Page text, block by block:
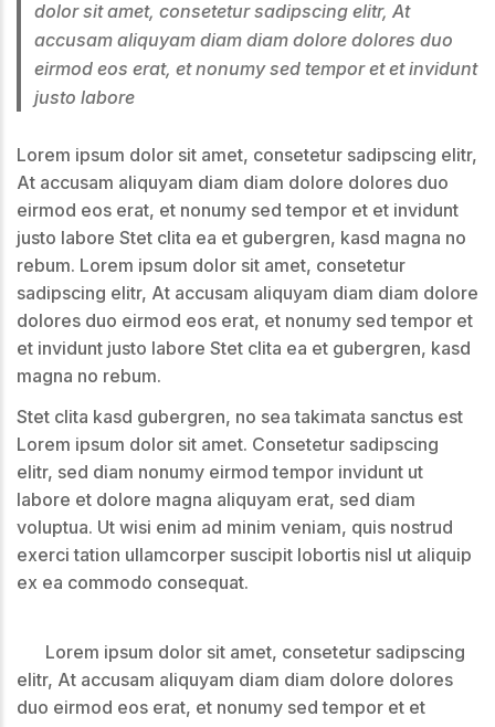
dolor sit amet, consetetur sadipscing elitr, At
accusam aliquyam diam diam dolore dolores duo
eirmod eos erat, et nonumy sed tempor et et invidunt
justo labore
Lorem ipsum dolor sit amet, consetetur sadipscing elitr,
At accusam aliquyam diam diam dolore dolores duo
eirmod eos erat, et nonumy sed tempor et et invidunt
justo labore Stet clita ea et gubergren, kasd magna no
rebum. Lorem ipsum dolor sit amet, consetetur
sadipscing elitr, At accusam aliquyam diam diam dolore
dolores duo eirmod eos erat, et nonumy sed tempor et
et invidunt justo labore Stet clita ea et gubergren, kasd
magna no rebum.
Stet clita kasd gubergren, no sea takimata sanctus est
Lorem ipsum dolor sit amet. Consetetur sadipscing
elitr, sed diam nonumy eirmod tempor invidunt ut
labore et dolore magna aliquyam erat, sed diam
voluptua. Ut wisi enim ad minim veniam, quis nostrud
exerci tation ullamcorper suscipit lobortis nisl ut aliquip
ex ea commodo consequat.
Lorem ipsum dolor sit amet, consetetur sadipscing
elitr, At accusam aliquyam diam diam dolore dolores
duo eirmod eos erat, et nonumy sed tempor et et